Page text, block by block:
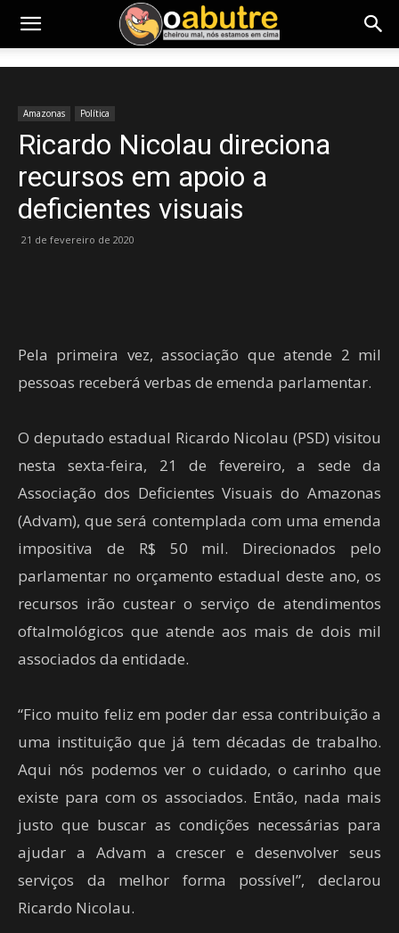
Amazonas Política
Ricardo Nicolau direciona
recursos em apoio a
deficientes visuais
21 de fevereiro de 2020
Pela primeira vez, associação que atende 2 mil
pessoas receberá verbas de emenda parlamentar.
O deputado estadual Ricardo Nicolau (PSD) visitou
nesta sexta-feira, 21 de fevereiro, a sede da
Associação dos Deficientes Visuais do Amazonas
(Advam), que será contemplada com uma emenda
impositiva de R$ 50 mil. Direcionados pelo
parlamentar no orçamento estadual deste ano, os
recursos irão custear o serviço de atendimentos
oftalmológicos que atende aos mais de dois mil
associados da entidade.
“Fico muito feliz em poder dar essa contribuição a
uma instituição que já tem décadas de trabalho.
Aqui nós podemos ver o cuidado, o carinho que
existe para com os associados. Então, nada mais
justo que buscar as condições necessárias para
ajudar a Advam a crescer e desenvolver seus
serviços da melhor forma possível”, declarou
Ricardo Nicolau.